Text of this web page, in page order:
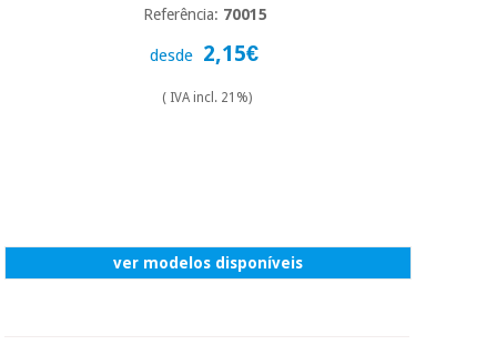
Ortopedia
Referência: 70015
desde 2,15€
( IVA incl. 21%)
ver modelos disponíveis